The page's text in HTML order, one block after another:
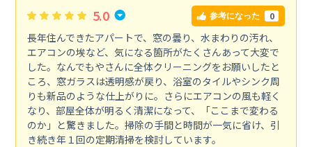
5.0 参考になった 0
長年住んできたアパートで、窓の曇り、水まわりの汚れ、
エアコンの埃など、気になる箇所がたくさんあって大変で
した。なんでもやさんに全体クリーニングをお願いしたと
ころ、窓ガラスは透明感が戻り、浴室のタイルやシンク周
りも新品のような仕上がりに。さらにエアコンの風も軽く
なり、部屋全体が明るく清潔になって、「ここまで変わる
のか」と驚きました。掃除の手間と時間が一気に省け、引
き続き年１回の定期清掃を検討しています。